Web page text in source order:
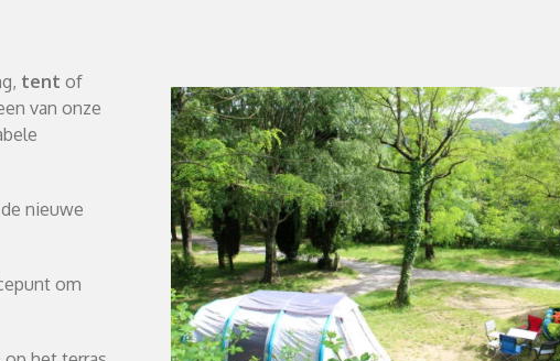
tent of
van onze
nieuwe
om